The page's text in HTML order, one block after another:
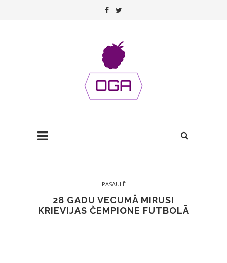
PASAULĒ
28 GADU VECUMĀ MIRUSI
KRIEVIJAS ČEMPIONE FUTBOLĀ